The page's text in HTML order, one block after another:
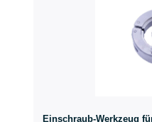
Einschraub-Werkzeug